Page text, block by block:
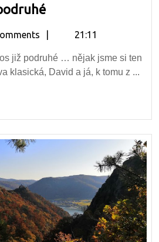
Sekaniny
podruhé
21:11
již podruhé … nějak jsme si ten
klasická, David a já, k tomu z ...